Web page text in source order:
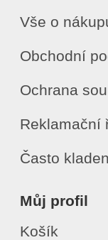
Vše o
Obchodní
Ochrana
Reklamační
Často
Můj profil
Košík